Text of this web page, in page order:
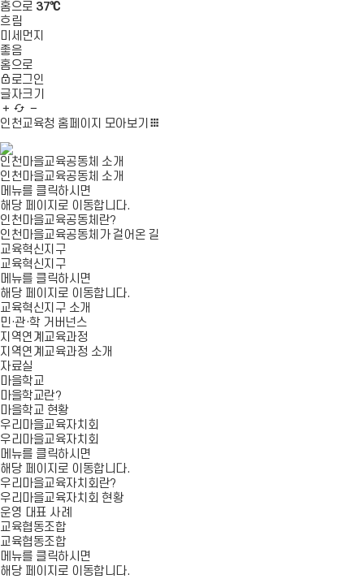
홈으로 37℃
흐림
미세먼지
좋음
홈으로
로그인
글자크기
글
자
대
새
로 자
인천교육청 홈페이지 모아보기
인천마을교육공동체 소개
인천마을교육공동체 소개
메뉴를 클릭하시면
해당 페이지로 이동합니다.
인천마을교육공동체란?
인천마을교육공동체가 걸어온 길
교육혁신지구
교육혁신지구
메뉴를 클릭하시면
해당 페이지로 이동합니다.
교육혁신지구 소개
민·관·학 거버넌스
지역연계교육과정
지역연계교육과정 소개
자료실
마을학교
마을학교란?
마을학교 현황
우리마을교육자치회
우리마을교육자치회
메뉴를 클릭하시면
해당 페이지로 이동합니다.
우리마을교육자치회란?
우리마을교육자치회 현황
운영 대표 사례
교육협동조합
교육협동조합
메뉴를 클릭하시면
해당 페이지로 이동합니다.